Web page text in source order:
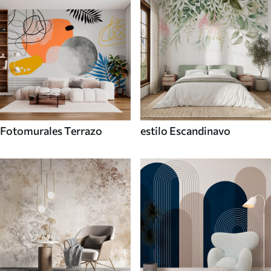
Fotomurales Terrazo estilo Escandinavo